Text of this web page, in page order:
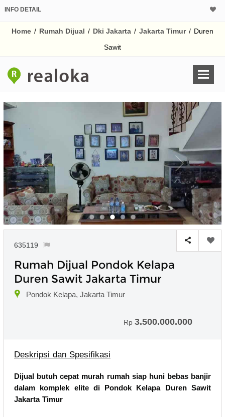
INFO DETAIL
Home / Rumah Dijual / Dki Jakarta / Jakarta Timur / Duren
Sawit
635119
Rumah Dijual Pondok Kelapa
Duren Sawit Jakarta Timur
Pondok Kelapa, Jakarta Timur
Rp 3.500.000.000
Deskripsi dan Spesifikasi
Dijual butuh cepat murah rumah siap huni bebas banjir
dalam komplek elite di Pondok Kelapa Duren Sawit
Jakarta Timur
Harga Rp
% /th
Untuk hasil simulasi
pada kotak-
Simpan